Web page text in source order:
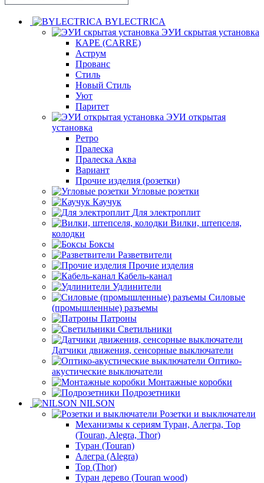
BYLECTRICA
ЭУИ скрытая установка
КАРЕ (CARRE)
Аструм
Прованс
Стиль
Новый Стиль
Уют
Паритет
ЭУИ открытая
установка
Ретро
Пралеска
Пралеска Аква
Вариант
Прочие изделия (розетки)
Угловые розетки
Каучук
Для электроплит
Вилки, штепселя,
колодки
Боксы
Разветвители
Прочие изделия
Кабель-канал
Удлинители
Силовые
(промышленные) разъемы
Патроны
Светильники
Датчики движения, сенсорные выключатели
Оптико-
акустические выключатели
Монтажные коробки
Подрозетники
NILSON
Розетки и выключатели
Механизмы к сериям Туран, Алегра, Тор
(Touran, Alegra, Thor)
Туран (Touran)
Алегра (Alegra)
Тор (Thor)
Туран дерево (Touran wood)